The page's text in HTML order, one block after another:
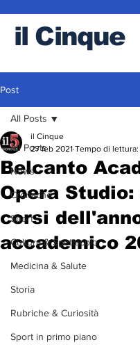
il Cinque
Post
All Posts
News
Cronache
Sport
Cultura & Spettacolo
Medicina & Salute
Storia
Rubriche & Curiosità
Sport in primo piano
All Posts
Belcanto
Opera
corsi
accademico
il Cinque
27 feb 2021 Tempo di lettura: